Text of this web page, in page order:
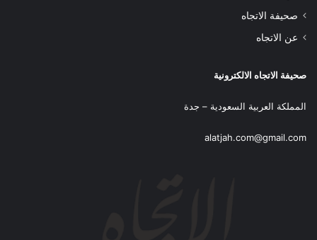
صحيفة الاتجاه
عن الاتجاه
صحيفة الاتجاه الالكترونية
المملكة العربية السعودية – جدة
alatjah.com@gmail.com